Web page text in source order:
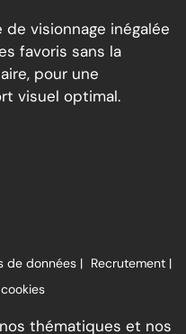
visionnage inégalée
favoris sans la
pour une
visuel optimal.
de données | Recrutement |
thématiques et nos